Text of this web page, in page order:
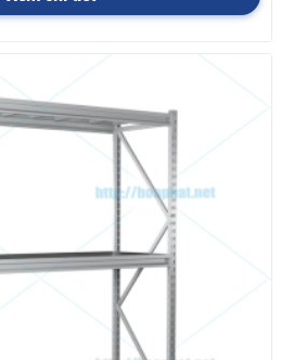
quý khách có thể yêu cầu đổi hàng,
thì bên phía nhà cung cấp không
Nếu quý khách muốn đổi hàng thì
phí này tùy thuộc vào sản phẩm và
hàng, nhân viên kinh doanh.
lỗi:
Khi đã giao hàng mà khách
đó, muốn đổi sản phẩm khác.
quy định :Hàng vẫn được đóng hộp,
chi phí phát sinh như: phí vận